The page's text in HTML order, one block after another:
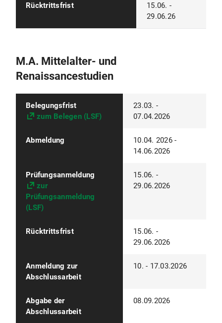
Rücktrittsfrist
15.06. -
29.06.26
M.A. Mittelalter- und
Renaissancestudien
Belegungsfrist
zum Belegen (LSF)
23.03. -
07.04.2026
Abmeldung
10.04. 2026 -
14.06.2026
Prüfungsanmeldung
zur
Prüfungsanmeldung
(LSF)
15.06. -
29.06.2026
Rücktrittsfrist
15.06. -
29.06.2026
Anmeldung zur
Abschlussarbeit
10. - 17.03.2026
Abgabe der
Abschlussarbeit
08.09.2026